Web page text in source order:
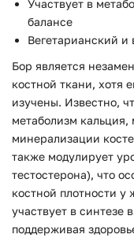
Участвует в
балансе
Вегетарианский и
Бор является
костной ткани, хотя
изучены. Известно,
метаболизм кальция,
минерализации
также модулирует
тестостерона), что
костной плотности
участвует в синтезе
поддерживая